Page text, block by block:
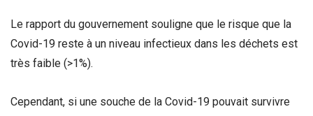
Le rapport du gouvernement souligne que le risque que la
Covid-19 reste à un niveau infectieux dans les déchets est
très faible (>1%).
Cependant, si une souche de la Covid-19 pouvait survivre